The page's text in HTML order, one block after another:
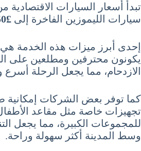
تبدأ أسعار السيارات الاقتصادية
سيارات الليموزين الفاخرة إلى £150
إحدى أبرز ميزات هذه الخدمة هي
يكونون محترفين ومطلعين على
الازدحام، مما يجعل الرحلة
كما توفر بعض الشركات
تجهيزات خاصة مثل مقاعد
للمجموعات الكبيرة، مما يجعل
وسط المدينة أكثر سهولة وراحة.